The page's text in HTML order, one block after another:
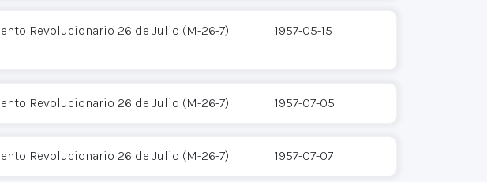
Revolucionario 26 de Julio (M-26-7) 1957-05-15
Revolucionario 26 de Julio (M-26-7) 1957-07-05
Revolucionario 26 de Julio (M-26-7) 1957-07-07